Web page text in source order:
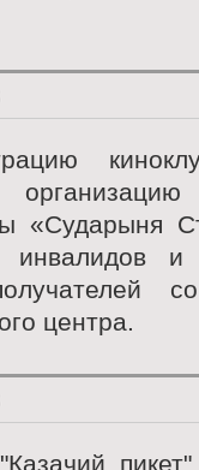
«Сударыня
инвалидов и
центра.